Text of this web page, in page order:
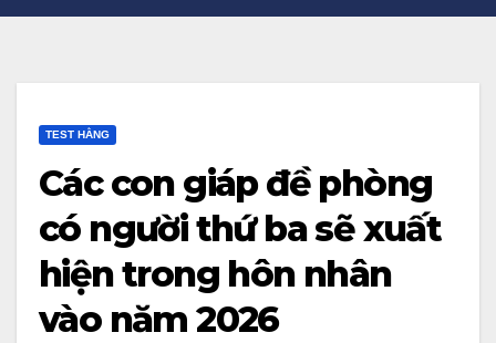
TEST HẰNG
Các con giáp đề phòng
có người thứ ba sẽ xuất
hiện trong hôn nhân
vào năm 2026